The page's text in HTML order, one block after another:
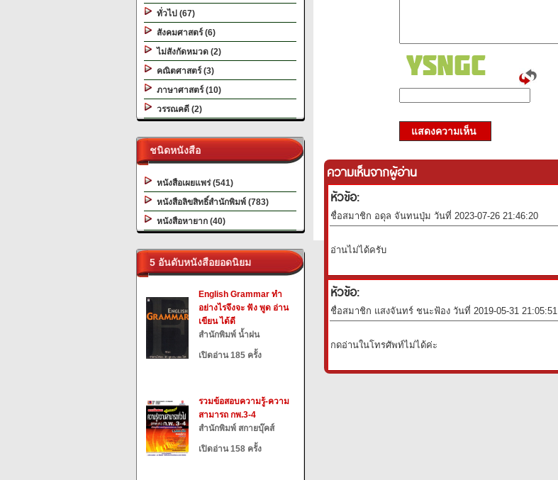
ทั่วไป (67)
สังคมศาสตร์ (6)
ไม่สังกัดหมวด (2)
คณิตศาสตร์ (3)
ภาษาศาสตร์ (10)
วรรณคดี (2)
ชนิดหนังสือ
หนังสือเผยแพร่ (541)
หนังสือลิขสิทธิ์สำนักพิมพ์ (783)
หนังสือหายาก (40)
5 อันดับหนังสือยอดนิยม
English Grammar ทำ
อย่างไรจึงจะ ฟัง พูด อ่าน
เขียน ได้ดี
สำนักพิมพ์ น้ำฝน
เปิดอ่าน 185 ครั้ง
รวมข้อสอบความรู้-ความ
สามารถ กพ.3-4
สำนักพิมพ์ สกายบุ๊คส์
เปิดอ่าน 158 ครั้ง
แสดงความเห็น
ความเห็นจากผู้อ่าน
หัวข้อ:
ชื่อสมาชิก อดุล จันทนปุ่ม วันที่ 2023-07-26 21:46:20
อ่านไม่ได้ครับ
หัวข้อ:
ชื่อสมาชิก แสงจันทร์ ชนะฟ้อง วันที่ 2019-05-31 21:05:51
กดอ่านในโทรศัพท์ไม่ได้ค่ะ